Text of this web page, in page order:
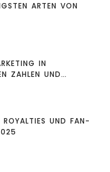
ARTEN VON
IN
ZAHLEN UND
UND FAN-